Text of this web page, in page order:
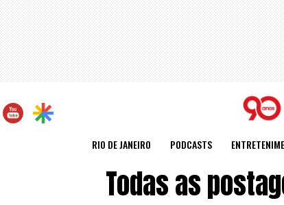
RIO DE JANEIRO PODCASTS
Todas as